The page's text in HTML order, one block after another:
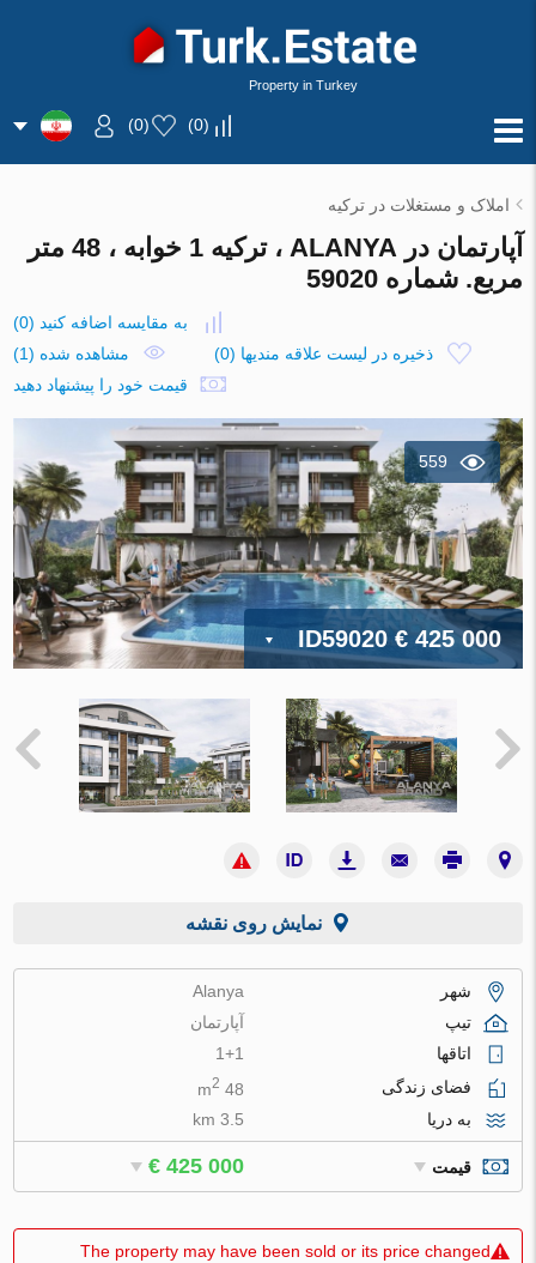
Property in Turkey
(
0
)
(
0
)
املاک و مستغلات در ترکیه
آپارتمان در ALANYA ، ترکیه 1 خوابه ، 48 متر
مربع. شماره 59020
به مقایسه اضافه کنید (
0
)
ذخیره در لیست علاقه مندیها (
0
)
مشاهده شده (1)
قیمت خود را پیشنهاد دهید
559
ID59020€ 425 000
نمایش روی نقشه
شهر
Alanya
تیپ
آپارتمان
اتاقها
1+1
فضای زندگی
48 m
2
به دریا 3.5 km
قیمت € 425 000
The property may have been sold or its price changed